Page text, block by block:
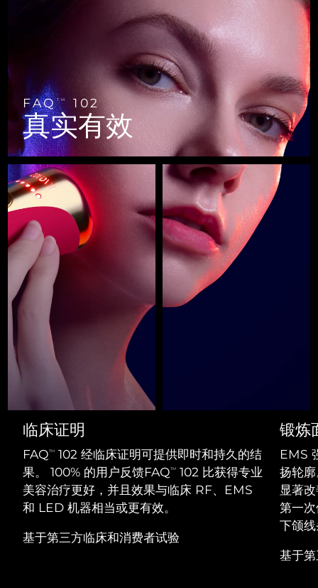
FAQTM 102
真实有效
临床证明
FAQTM
102 经临床证明可提供即时和持久的结
果。 100% 的用户反馈FAQTM
102 比获得专业
美容治疗更好，并且效果与临床 RF、EMS
和 LED 机器相当或更有效。
基于第三方临床和消费者试验
锻炼
EMS
扬轮
显著
第一
下颌
基于
LUNA™ 4 go
For travel or gym bag
LUNA™ 护肤
Premium cleansers & balm
LUNA™ 设备
All facial cleansing devices
BEAR™ 设备
All premium facelift devices
UFO™ 3 go
Portable red light therapy
面膜
Rejuvenation & hydration
UFO™ 设备
All deep facial hydration devices
issa™ 4 baby
For ages 0-3
issa™ Teeth Whitening Set
Dual LED + sonic device & 18% PAP gel
ISSA™ 设备
All silicone sonic toothbrushes
FAQ™ 102
Advanced clinical anti-aging
FAQ™ 103
Luxurious clinical anti-aging set
FAQ™ P1 Primer
Manuka honey primer
FAQ™护肤品
All FAQ™ skincare
FAQ™产品
All anti-aging treatments
FAQ™ 202
FAQ™ 211
Anti-aging neck & décolleté LED mask
FAQ™ 221
Anti-aging LED hand mask
FAQ™护肤品
All FAQ™ skincare
FAQ™产品
All LED treatments
LED hair strengthening scalp massager
FAQ™ Scalp Serum
Scalp recovery probiotic serum
FAQ™护肤品
All FAQ™ skincare
FAQ™产品
All hair treatments
肌肤年轻化
Full-Spectrum Red Light Therapy
FAQ™ 502
Full-Spectrum Red Light Therapy
FAQ™ Red Light Serum
FAQ™ skincare
All FAQ™ skincare
FAQ™ products
All toning treatments
保健品
专业治疗
脱毛
PEACH™ 2 Pro Max
Professional IPL hair removal device
PEACH™ 2
IPL hair removal
PEACH™ 2 go
Travel-friendly IPL hair removal
PEACH™ Cooling Prep Gel
Cooling IPL hair removal gel
身体护理
BEAR™ 2 body
Microcurrent body toning
LUNA™ 4 body
Massaging body brush
SUPERCHARGED™ serum
Firming body serum
痘肌护理
ESPADA™ 2 plus
Recurring acne LED therapy
ESPADA™ 2
Acne treatment device
ESPADA™ Blemish Solution
Concentrated acne gel
眼部护理
BEAR™ 2 eyes & lips
Microcurrent line smoothing device
IRIS™ 2
Rejuvenating eye massager
眼部护肤
Advanced eye care treatment
毛孔护理
KIWI™ derma
KIWI™
Blackhead remover
LUNA™ 4 hair
FLIP™ play advanced
LED light hairbrush
牙齿美白
NEW
issa™ Teeth Whitening Set
Dual LED + sonic device & 18% PAP gel
更多的
预计送达日期
预计送达日期 8/9/26
捷克 预计送达日期8/8/26
丹麦 预计送达日期8/8/26
爱沙尼亚 预计送达日期8/8/26
芬兰 预计送达日期 8/8/26
法国 预计送达日期
法属波利尼西亚 预计送达日期
德国 预计送达日期
直布罗陀
中国香港特别行政区
匈牙利 8/8/26
冰岛 预计送达日期 8/9/26
印度尼西亚 预计送达日期 8/6/26
8/8/26
8/10/26